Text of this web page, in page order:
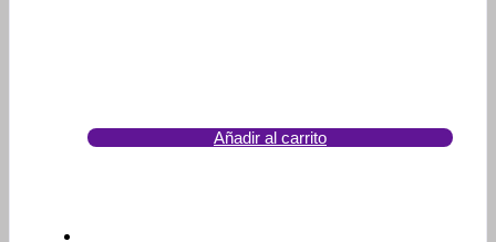
Añadir al carrito